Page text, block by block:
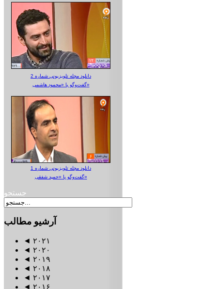
دانلود مجله تلویزیونی شماره 2
گفت‌وگو با «محمود هاشمی»
دانلود مجله تلویزیونی شماره 1
گفت‌وگو با «حمید شفقی»
جستجو
آرشیو مطالب
◄ ۲۰۲۱
◄ ۲۰۲۰
◄ ۲۰۱۹
◄ ۲۰۱۸
◄ ۲۰۱۷
◄ ۲۰۱۶